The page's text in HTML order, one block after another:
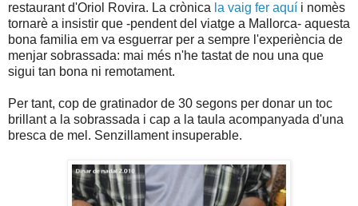
restaurant d'Oriol Rovira. La crònica la vaig fer aquí i nomès
tornarè a insistir que -pendent del viatge a Mallorca- aquesta
bona familia em va esguerrar per a sempre l'experiència de
menjar sobrassada: mai més n'he tastat de nou una que
sigui tan bona ni remotament.
Per tant, cop de gratinador de 30 segons per donar un toc
brillant a la sobrassada i cap a la taula acompanyada d'una
bresca de mel. Senzillament insuperable.